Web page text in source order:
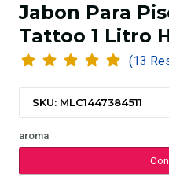
Jabon Para
Tattoo 1 Litro
(13
SKU: MLC1447384511
aroma